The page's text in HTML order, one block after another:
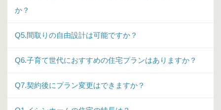
か？
Q5.間取りの自由設計は可能ですか？
Q6.子育て世代におすすめの住宅プランはありますか？
Q7.契約後にプラン変更はできますか？